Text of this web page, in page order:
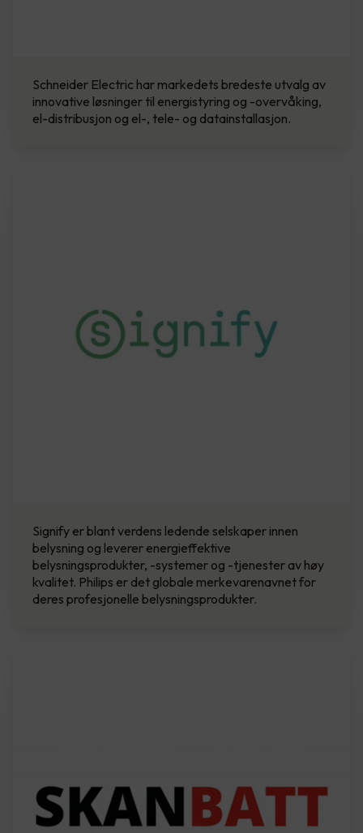
Schneider Electric har markedets bredeste utvalg av
innovative løsninger til energistyring og -overvåking,
el-distribusjon og el-, tele- og datainstallasjon.
Signify er blant verdens ledende selskaper innen
belysning og leverer energieffektive
belysningsprodukter, -systemer og -tjenester av høy
kvalitet. Philips er det globale merkevarenavnet for
deres profesjonelle belysningsprodukter.